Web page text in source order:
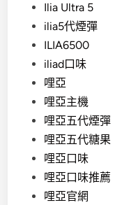
Ilia Ultra 5
ilia5代煙彈
ILIA6500
iliad口味
哩亞
哩亞主機
哩亞五代煙彈
哩亞五代糖果
哩亞口味
哩亞口味推薦
哩亞官網